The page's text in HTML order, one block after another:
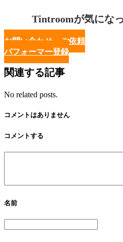
Tintroomが気にな
お問い合わせ・ご依頼
パフォーマー登録
関連する記事
No related posts.
コメントはありません
コメントする
名前